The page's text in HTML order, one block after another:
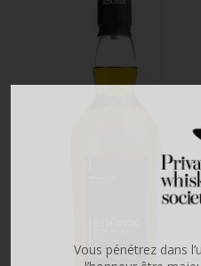
Vous pénétrez dans